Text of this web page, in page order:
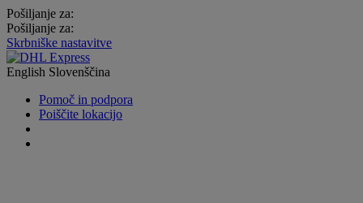
Pošiljanje za:
Pošiljanje za:
Skrbniške nastavitve
English Slovenščina
Pomoč in podpora
Poiščite lokacijo